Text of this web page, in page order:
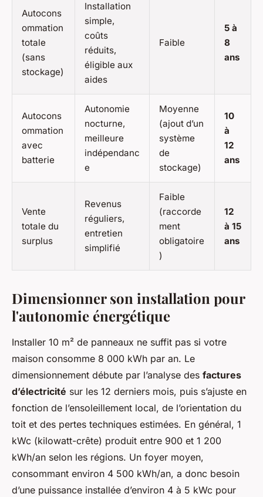
Autocons
ommation
totale
(sans
stockage)
Installation
simple,
coûts
réduits,
éligible aux
aides
Faible
5 à
8
ans
Autocons
ommation
avec
batterie
Autonomie
nocturne,
meilleure
indépendanc
e
Moyenne
(ajout d’un
système
de
stockage)
10
à
12
ans
Vente
totale du
surplus
Revenus
réguliers,
entretien
simplifié
Faible
(raccorde
ment
obligatoire
)
12
à 15
ans
Dimensionner son installation pour
l'autonomie énergétique
Installer 10 m² de panneaux ne suffit pas si votre
maison consomme 8 000 kWh par an. Le
dimensionnement débute par l’analyse des factures
d’électricité sur les 12 derniers mois, puis s’ajuste en
fonction de l’ensoleillement local, de l’orientation du
toit et des pertes techniques estimées. En général, 1
kWc (kilowatt-crête) produit entre 900 et 1 200
kWh/an selon les régions. Un foyer moyen,
consommant environ 4 500 kWh/an, a donc besoin
d’une puissance installée d’environ 4 à 5 kWc pour